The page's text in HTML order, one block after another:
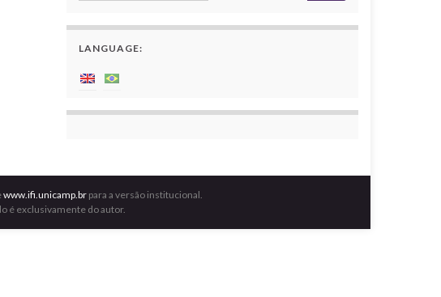
LANGUAGE:
www.ifi.unicamp.br para a versão institucional.
é exclusivamente do autor.